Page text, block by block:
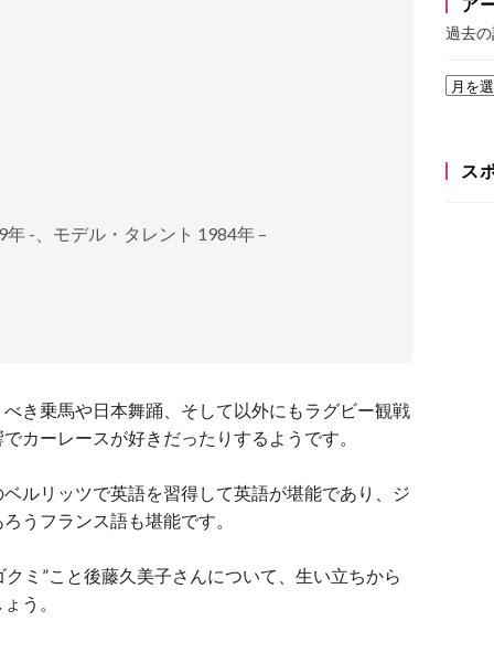
-、モデル・タレント 1984年 –
き乗馬や日本舞踊、そして以外にもラグビー観戦
カーレースが好きだったりするようです。
ルリッツで英語を習得して英語が堪能であり、ジ
うフランス語も堪能です。
ミ”こと後藤久美子さんについて、生い立ちから
う。
過去
ス